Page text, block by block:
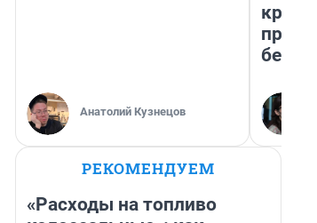
Анатолий Кузнецов
РЕКОМЕНДУЕМ
«Расходы на топливо